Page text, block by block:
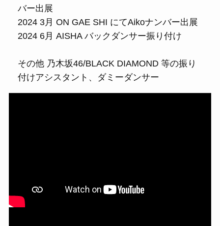
バー出展
2024 3月 ON GAE SHI にてAikoナンバー出展
2024 6月 AISHA バックダンサー振り付け
その他 乃木坂46/BLACK DIAMOND 等の振り
付けアシスタント、ダミーダンサー